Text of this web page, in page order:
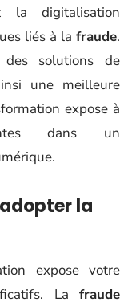
la digitalisation
liés à la fraude.
solutions de
une meilleure
expose à
dans un
la
expose votre
La fraude